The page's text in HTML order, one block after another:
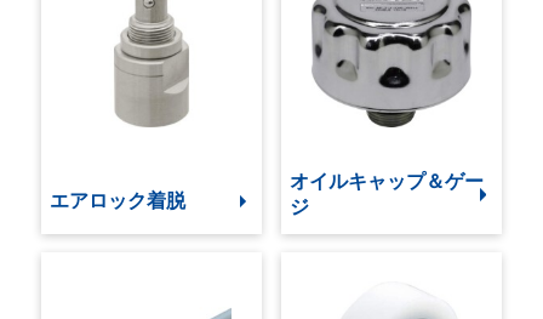
エアロック着脱
オイルキャップ＆ゲー
ジ